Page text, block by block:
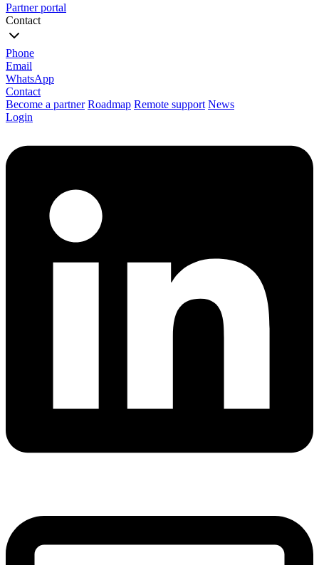
Partner portal
Contact
Phone
Email
WhatsApp
Contact
Become a partner Roadmap Remote support News
Login